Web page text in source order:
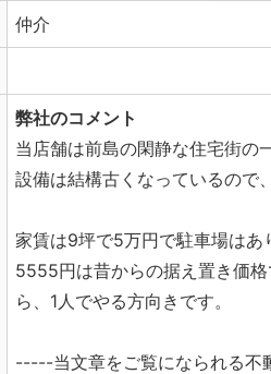
仲介
弊社のコメント
当店舗は前島の閑静な住宅街の
設備は結構古くなっているので
家賃は9坪で5万円で駐車場は
5555円は昔からの据え置き価
ら、1人でやる方向きです。
-----当文章をご覧になられる